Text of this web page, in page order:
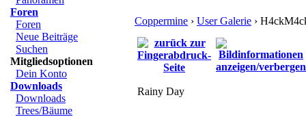
Foren
Foren
Neue Beiträge
Suchen
Mitgliedsoptionen
Dein Konto
Downloads
Downloads
Trees/Bäume
Coppermine › User Galerie ›
Rainy Day